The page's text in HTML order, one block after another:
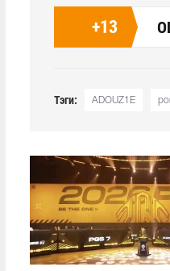
+13
Тэги: ADOUZ1E